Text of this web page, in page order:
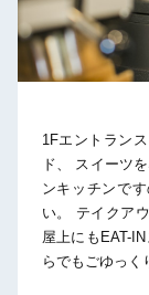
1Fエントラン
ド、
スイーツ
ンキッチンで
い。
テイクア
屋上にもEAT-
らでもごゆっく